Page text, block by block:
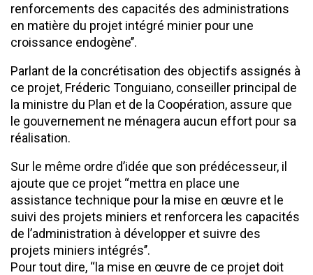
renforcements des capacités des administrations
en matière du projet intégré minier pour une
croissance endogène’’.
Parlant de la concrétisation des objectifs assignés à
ce projet, Fréderic Tonguiano, conseiller principal de
la ministre du Plan et de la Coopération, assure que
le gouvernement ne ménagera aucun effort pour sa
réalisation.
Sur le même ordre d’idée que son prédécesseur, il
ajoute que ce projet ‘‘mettra en place une
assistance technique pour la mise en œuvre et le
suivi des projets miniers et renforcera les capacités
de l’administration à développer et suivre des
projets miniers intégrés’’.
Pour tout dire, ‘‘la mise en œuvre de ce projet doit